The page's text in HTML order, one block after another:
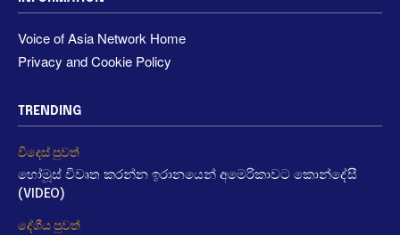
Voice of Asia Network Home
Privacy and Cookie Policy
TRENDING
විදෙස් පුවත්
හෝමූස් විවෘත කරන්න ඉරානයෙන් අමෙරිකාවට කොන්දේසී
(VIDEO)
දේශීය පුවත්